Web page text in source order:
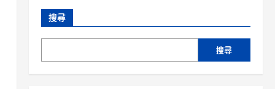
搜尋
搜尋